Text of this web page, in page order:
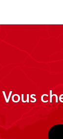
Vous